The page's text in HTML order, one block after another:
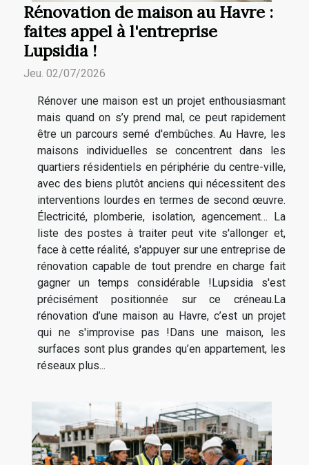
Rénovation de maison au Havre :
faites appel à l'entreprise
Lupsidia !
Jeu. 02/07/2026
Rénover une maison est un projet enthousiasmant
mais quand on s’y prend mal, ce peut rapidement
être un parcours semé d'embûches. Au Havre, les
maisons individuelles se concentrent dans les
quartiers résidentiels en périphérie du centre-ville,
avec des biens plutôt anciens qui nécessitent des
interventions lourdes en termes de second œuvre.
Électricité, plomberie, isolation, agencement… La
liste des postes à traiter peut vite s'allonger et,
face à cette réalité, s'appuyer sur une entreprise de
rénovation capable de tout prendre en charge fait
gagner un temps considérable !Lupsidia s'est
précisément positionnée sur ce créneau.La
rénovation d’une maison au Havre, c’est un projet
qui ne s'improvise pas !Dans une maison, les
surfaces sont plus grandes qu’en appartement, les
réseaux plus...